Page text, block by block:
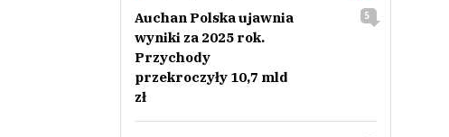
Auchan Polska ujawnia
wyniki za 2025 rok.
Przychody
przekroczyły 10,7 mld
zł
5